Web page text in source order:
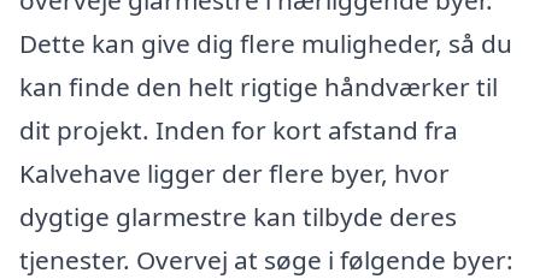
Dette kan give dig flere muligheder, så du
kan finde den helt rigtige håndværker til
dit projekt. Inden for kort afstand fra
Kalvehave ligger der flere byer, hvor
dygtige glarmestre kan tilbyde deres
tjenester. Overvej at søge i følgende byer: